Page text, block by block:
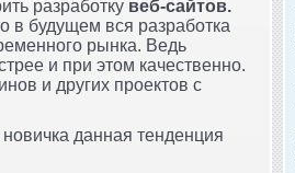
разработку веб-сайтов.
в будущем вся разработка
рынка. Ведь
и при этом качественно.
и других проектов с
данная тенденция